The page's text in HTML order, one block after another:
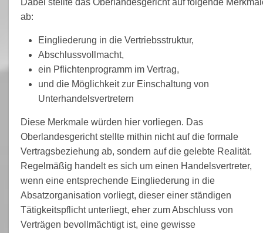
ab:
Eingliederung in die Vertriebsstruktur,
Abschlussvollmacht,
ein Pflichtenprogramm im Vertrag,
und die Möglichkeit zur Einschaltung von
Unterhandelsvertretern
Diese Merkmale würden hier vorliegen. Das
Oberlandesgericht stellte mithin nicht auf die formale
Vertragsbeziehung ab, sondern auf die gelebte Realität.
Regelmäßig handelt es sich um einen Handelsvertreter,
wenn eine entsprechende Eingliederung in die
Absatzorganisation vorliegt, dieser einer ständigen
Tätigkeitspflicht unterliegt, eher zum Abschluss von
Verträgen bevollmächtigt ist, eine gewisse